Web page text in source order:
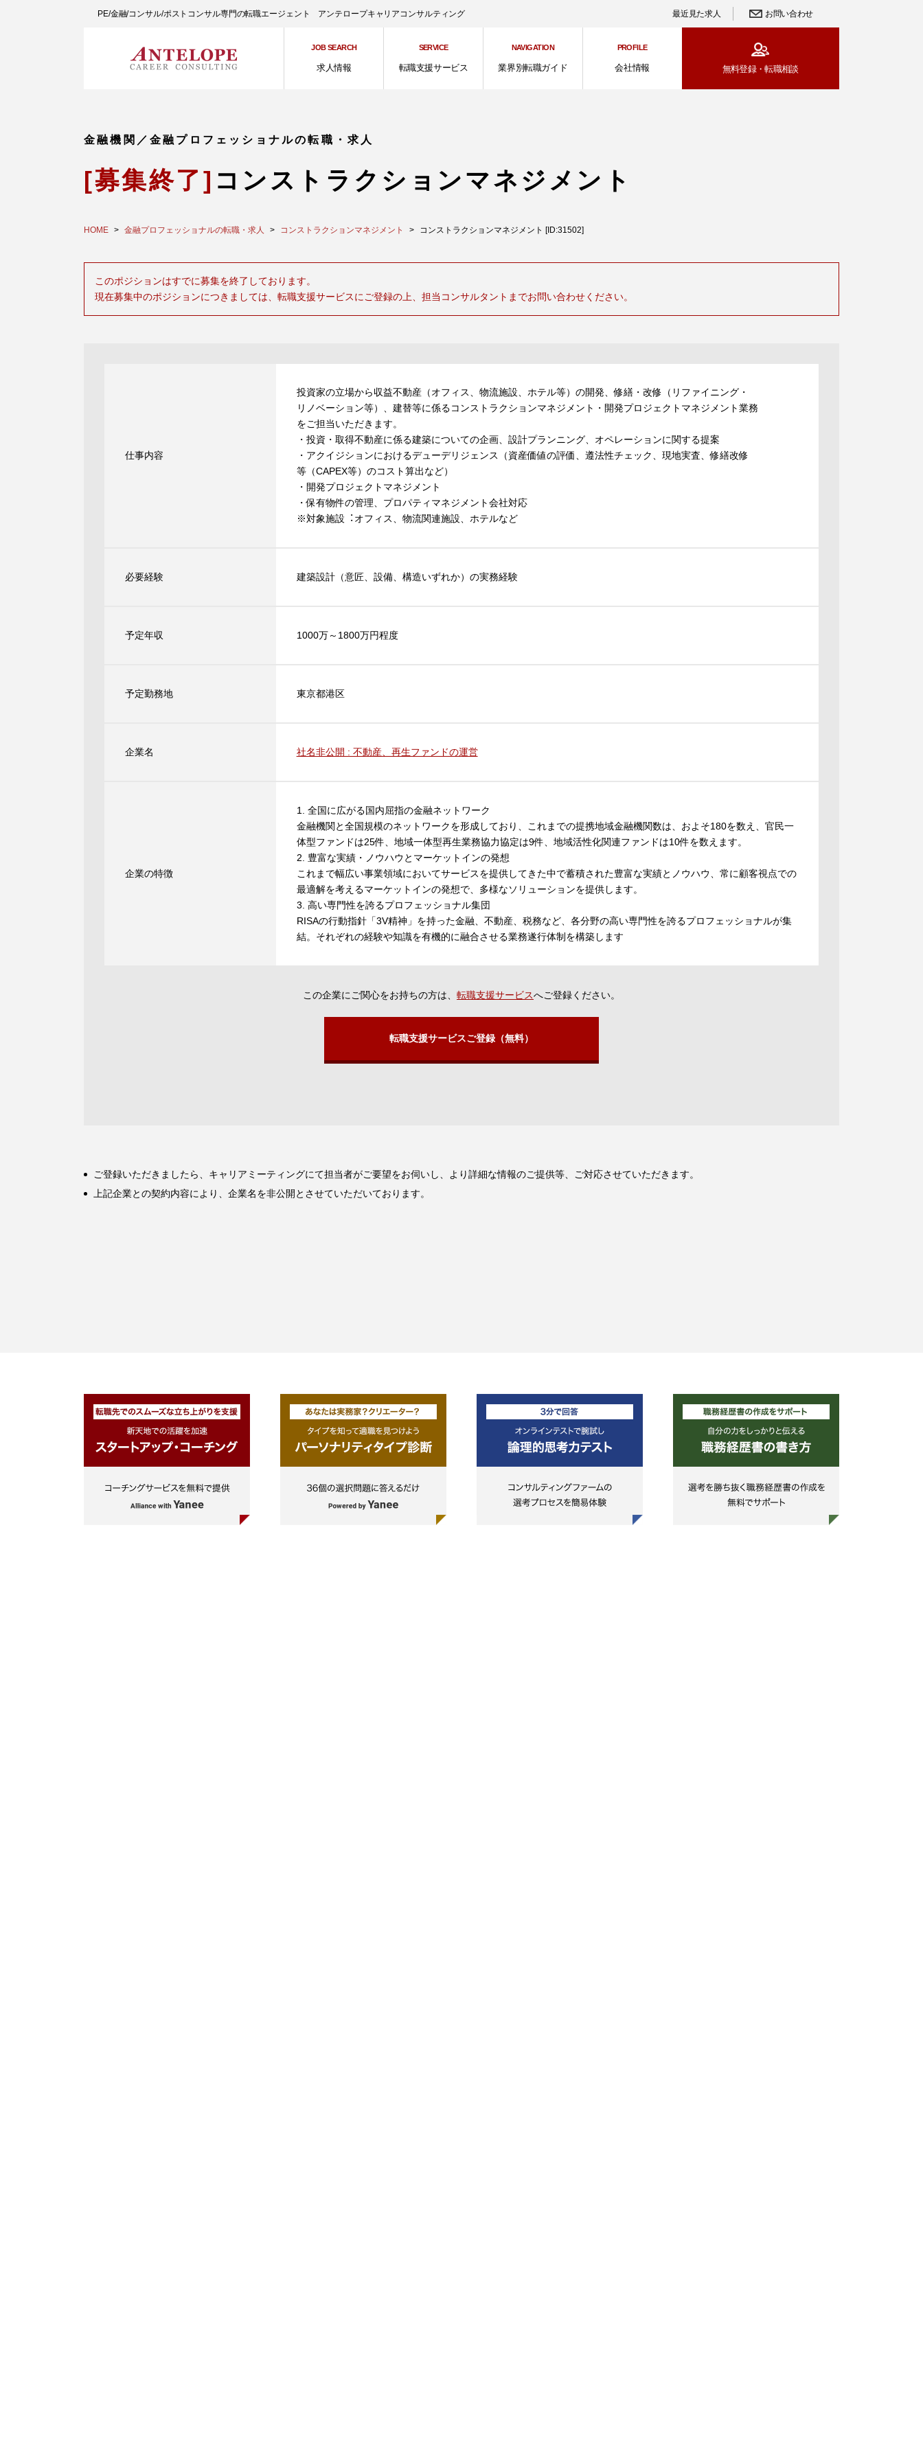
PE/金融/コンサル/ポストコンサル専門の転職エージェント アンテロープキャリアコンサルティング 最近見た求人 お問い合わせ
JOB SEARCH
求人情報
SERVICE
転職支援サービス
NAVIGATION
業界別転職ガイド
PROFILE
会社情報 無料登録・転職相談
金融機関／金融プロフェッショナルの転職・求人
[募集終了] コンストラクションマネジメント
HOME 金融プロフェッショナルの転職・求人 コンストラクションマネジメント コンストラクションマネジメント [ID:31502]
このポジションはすでに募集を終了しております。
現在募集中のポジションにつきましては、転職支援サービスにご登録の上、担当コンサルタントまでお問い合わせください。
仕事内容
投資家の立場から収益不動産（オフィス、物流施設、ホテル等）の開発、修繕・改修（リファイニング・
リノベーション等）、建替等に係るコンストラクションマネジメント・開発プロジェクトマネジメント業務
をご担当いただきます。
・投資・取得不動産に係る建築についての企画、設計プランニング、オペレーションに関する提案
・アクイジションにおけるデューデリジェンス（資産価値の評価、遵法性チェック、現地実査、修繕改修
等（CAPEX等）のコスト算出など）
・開発プロジェクトマネジメント
・保有物件の管理、プロパティマネジメント会社対応
※対象施設︓オフィス、物流関連施設、ホテルなど
必要経験 建築設計（意匠、設備、構造いずれか）の実務経験
予定年収 1000万～1800万円程度
予定勤務地 東京都港区
企業名 社名非公開 : 不動産、再生ファンドの運営
企業の特徴
1. 全国に広がる国内屈指の金融ネットワーク
金融機関と全国規模のネットワークを形成しており、これまでの提携地域金融機関数は、およそ180を数え、官民一
体型ファンドは25件、地域一体型再生業務協力協定は9件、地域活性化関連ファンドは10件を数えます。
2. 豊富な実績・ノウハウとマーケットインの発想
これまで幅広い事業領域においてサービスを提供してきた中で蓄積された豊富な実績とノウハウ、常に顧客視点での
最適解を考えるマーケットインの発想で、多様なソリューションを提供します。
3. 高い専門性を誇るプロフェッショナル集団
RISAの行動指針「3V精神」を持った金融、不動産、税務など、各分野の高い専門性を誇るプロフェッショナルが集
結。それぞれの経験や知識を有機的に融合させる業務遂行体制を構築します
この企業にご関心をお持ちの方は、 転職支援サービスへご登録ください。
転職支援サービスご登録（無料）
ご登録いただきましたら、キャリアミーティングにて担当者がご要望をお伺いし、より詳細な情報のご提供等、ご対応させていただきます。
上記企業との契約内容により、企業名を非公開とさせていただいております。